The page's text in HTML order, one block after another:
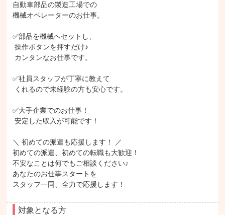
自動車部品の製造工場での
機械オペレーターのお仕事。
✅部品を機械へセットし、
✅社員スタッフが丁寧に教えて
✅大手企業でのお仕事！
＼ 初めての派遣も応援します！ ／
初めての派遣、初めての転職も大歓迎！
不安なことは何でもご相談ください♪
あなたのお仕事スタートを
スタッフ一同、全力で応援します！
対象となる方